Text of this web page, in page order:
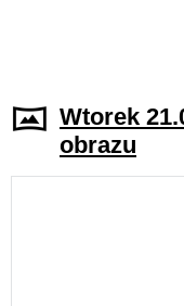
Wtorek
obrazu